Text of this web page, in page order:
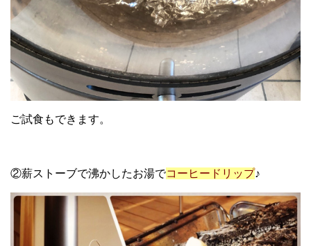
ご試食もできます。
②薪ストーブで沸かしたお湯でコーヒードリップ♪